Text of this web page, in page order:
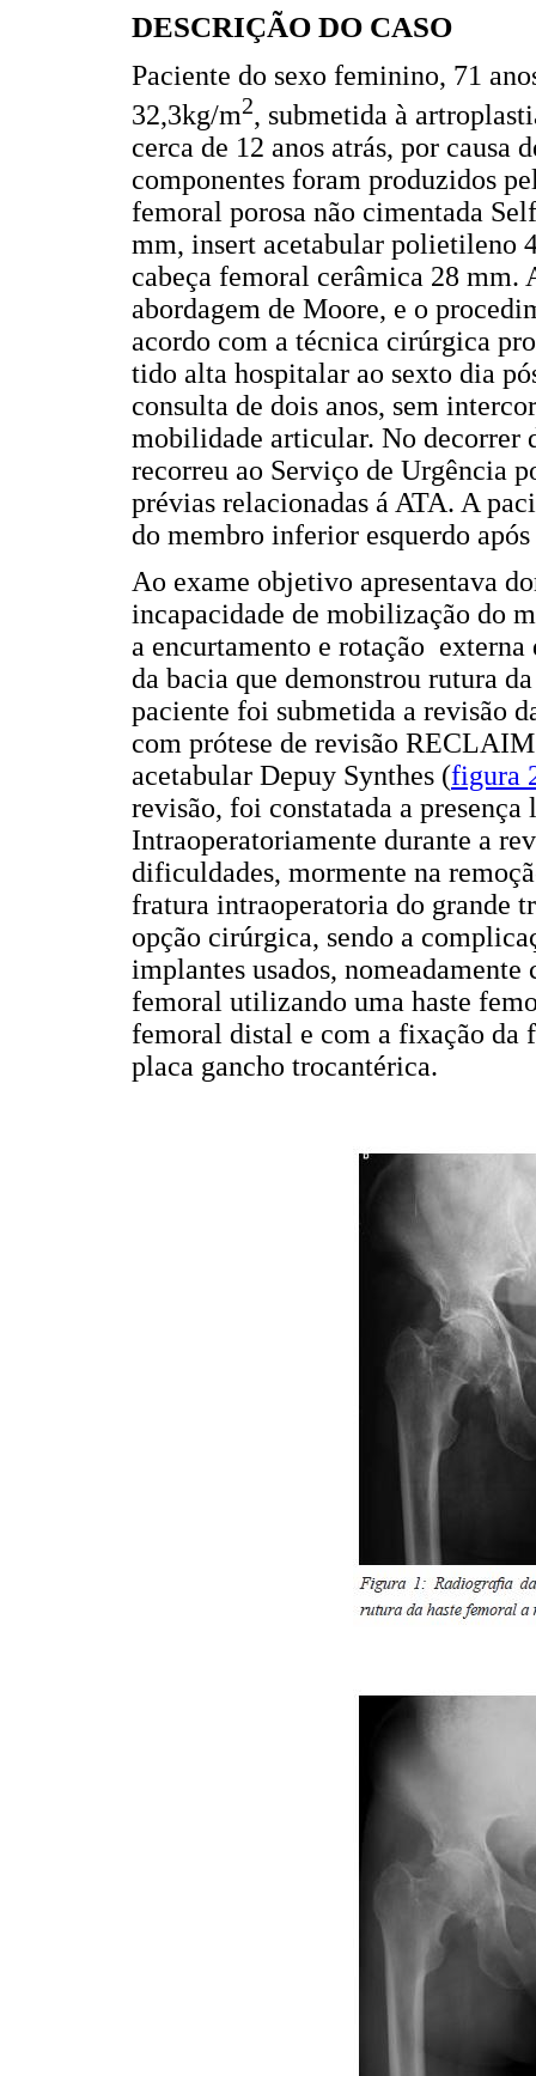
DESCRIÇÃO DO CASO
Paciente do sexo feminino, 71
32,3kg/m2, submetida à
cerca de 12 anos atrás, por causa
componentes foram produzidos
femoral porosa não cimentada
mm, insert acetabular polietileno
cabeça femoral cerâmica 28 mm.
abordagem de Moore, e o
acordo com a técnica cirúrgica
tido alta hospitalar ao sexto dia
consulta de dois anos, sem
mobilidade articular. No decorrer
recorreu ao Serviço de Urgência
prévias relacionadas á ATA. A
do membro inferior esquerdo
Ao exame objetivo apresentava
incapacidade de mobilização do
a encurtamento e rotação
da bacia que demonstrou rutura
paciente foi submetida a revisão
com prótese de revisão
acetabular Depuy Synthes (figura
revisão, foi constatada a
Intraoperatoriamente durante a
dificuldades, mormente na
fratura intraoperatoria do grande
opção cirúrgica, sendo a
implantes usados,
femoral utilizando uma haste
femoral distal e com a fixação da
placa gancho trocantérica.